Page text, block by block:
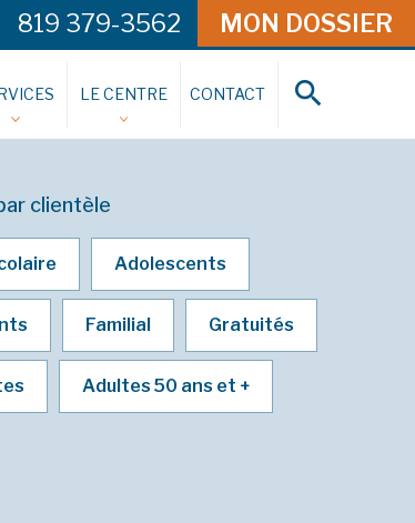
MON DOSSIER
819 379-3562
LE CENTRE CONTACT
clientèle
Adolescents
Familial Gratuités
Adultes 50 ans et +